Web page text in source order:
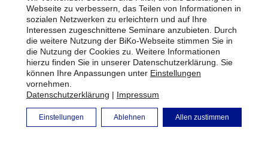
Datenschutz
Bildrechte
Newsletter
BiKo Intern
Webseite zu verbessern, das Teilen von Informationen in
sozialen Netzwerken zu erleichtern und auf Ihre
Interessen zugeschnittene Seminare anzubieten. Durch
die weitere Nutzung der BiKo-Webseite stimmen Sie in
die Nutzung der Cookies zu. Weitere Informationen
hierzu finden Sie in unserer Datenschutzerklärung. Sie
können Ihre Anpassungen unter Einstellungen
vornehmen.
Datenschutzerklärung | Impressum
Allen zustimmen
Ablehnen
Einstellungen